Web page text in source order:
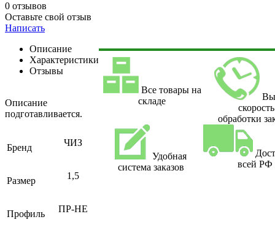
0 отзывов
Оставьте свой отзыв
Написать
Описание
Характеристики
Отзывы
Описание
подготавливается.
Бренд ЧИЗ
Размер 1,5
Профиль ПР-НЕ
Все товары на
складе
скорость
обработки
Удобная
система заказов
всей РФ